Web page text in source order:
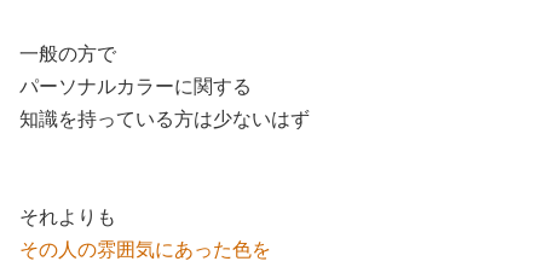
一般の方で
パーソナルカラーに関する
知識を持っている方は少ないはず
それよりも
その人の雰囲気にあった色を